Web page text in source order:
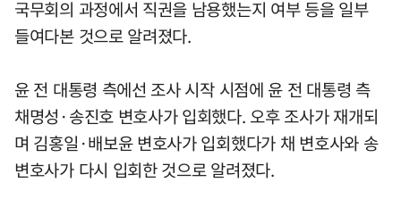
국무회의 과정에서 직권을 남용했는지 여부 등을 일부
들여다본 것으로 알려졌다.
윤 전 대통령 측에선 조사 시작 시점에 윤 전 대통령 측
채명성·송진호 변호사가 입회했다. 오후 조사가 재개되
며 김홍일·배보윤 변호사가 입회했다가 채 변호사와 송
변호사가 다시 입회한 것으로 알려졌다.